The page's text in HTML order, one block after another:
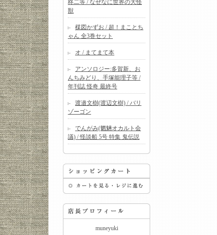
柊二等 / なぜなに世界の大怪
獣
楳図かずお / 超！まことち
ゃん 全3巻セット
オ / まてまて本
アンソロジー:多賀新、お
んちみどり、手塚能理子等 /
年刊誌 怪奇 最終号
渡邉文樹(渡辺文樹) / バリ
ゾーゴン
でんがみ(魍魎オカルト会
議) / 怪談船 5号 特集 鬼伝説
muneyuki